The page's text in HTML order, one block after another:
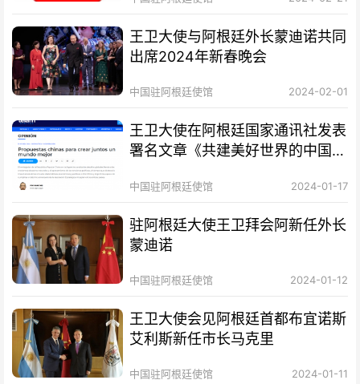
王卫大使与阿根廷外长蒙迪诺共同
出席2024年新春晚会
中国驻阿根廷使馆 2024-02-01
王卫大使在阿根廷国家通讯社发表
署名文章《共建美好世界的中国方
中国驻阿根廷使馆 2024-01-17
驻阿根廷大使王卫拜会阿新任外长
蒙迪诺
中国驻阿根廷使馆 2024-01-12
王卫大使会见阿根廷首都布宜诺斯
艾利斯新任市长马克里
中国驻阿根廷使馆 2024-01-11